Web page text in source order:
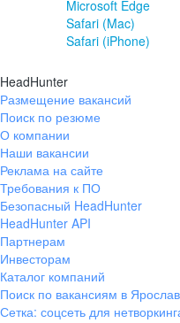
Microsoft Edge
Safari (Mac)
Safari (iPhone)
HeadHunter
Размещение вакансий
Поиск по резюме
О компании
Наши вакансии
Реклама на сайте
Требования к ПО
Безопасный HeadHunter
HeadHunter API
Партнерам
Инвесторам
Каталог компаний
Поиск по вакансиям в
Сетка: соцсеть для